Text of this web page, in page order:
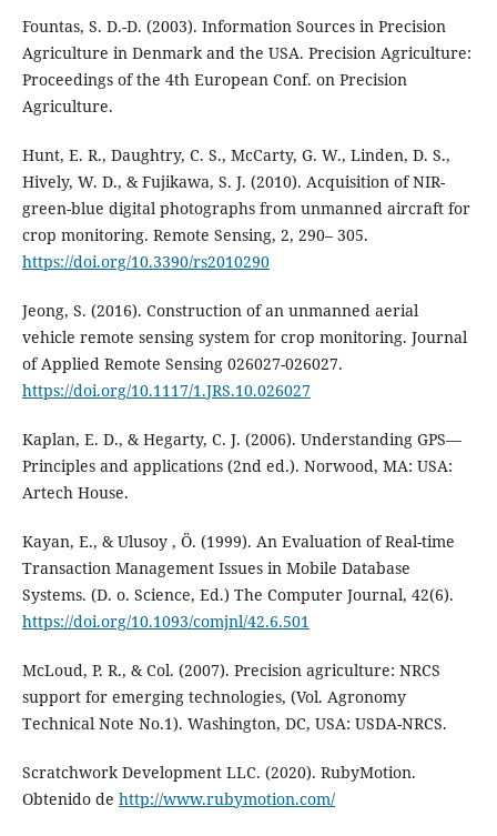
Fountas, S. D.-D. (2003). Information Sources in Precision
Agriculture in Denmark and the USA. Precision Agriculture:
Proceedings of the 4th European Conf. on Precision
Agriculture.
Hunt, E. R., Daughtry, C. S., McCarty, G. W., Linden, D. S.,
Hively, W. D., & Fujikawa, S. J. (2010). Acquisition of NIR-
green-blue digital photographs from unmanned aircraft for
crop monitoring. Remote Sensing, 2, 290– 305.
https://doi.org/10.3390/rs2010290
Jeong, S. (2016). Construction of an unmanned aerial
vehicle remote sensing system for crop monitoring. Journal
of Applied Remote Sensing 026027-026027.
https://doi.org/10.1117/1.JRS.10.026027
Kaplan, E. D., & Hegarty, C. J. (2006). Understanding GPS—
Principles and applications (2nd ed.). Norwood, MA: USA:
Artech House.
Kayan, E., & Ulusoy , Ö. (1999). An Evaluation of Real-time
Transaction Management Issues in Mobile Database
Systems. (D. o. Science, Ed.) The Computer Journal, 42(6).
https://doi.org/10.1093/comjnl/42.6.501
McLoud, P. R., & Col. (2007). Precision agriculture: NRCS
support for emerging technologies, (Vol. Agronomy
Technical Note No.1). Washington, DC, USA: USDA-NRCS.
Scratchwork Development LLC. (2020). RubyMotion.
Obtenido de http://www.rubymotion.com/